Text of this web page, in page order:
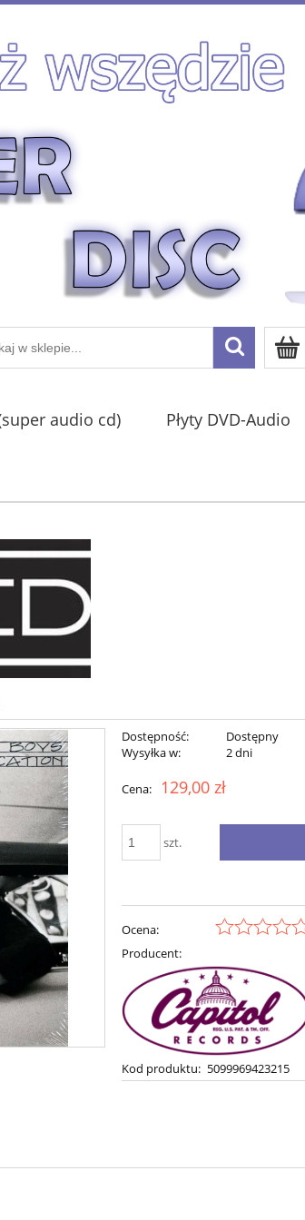
audio cd) Płyty DVD-Audio
Dostępność:
Dostępny
Wysyłka w:
2 dni
Cena: 129,00 zł
szt.
Ocena:
Producent:
Kod produktu: 5099969423215